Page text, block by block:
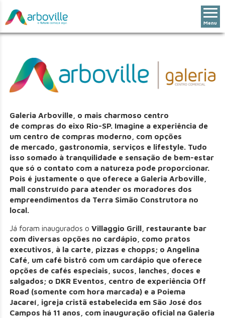
Menu
Galeria Arboville, o mais charmoso centro
de compras do eixo Rio-SP. Imagine a experiência de
um centro de compras moderno, com opções
de mercado, gastronomia, serviços e lifestyle. Tudo
isso somado à tranquilidade e sensação de bem-estar
que só o contato com a natureza pode proporcionar.
Pois é justamente o que oferece a Galeria Arboville,
mall construído para atender os moradores dos
empreendimentos da Terra Simão Construtora no
local.
Já foram inaugurados oVillaggio Grill, restaurante bar
com diversas opções no cardápio, como pratos
executivos, à la carte, pizzas e chopps; o Angelina
Café, um café bistrô com um cardápio que oferece
opções de cafés especiais, sucos, lanches, doces e
salgados; o DKR Eventos, centro de experiência Off
Road (somente com hora marcada) e a Poiema
Jacareí, igreja cristã estabelecida em São José dos
Campos há 11 anos, com inauguração oficial na Galeria